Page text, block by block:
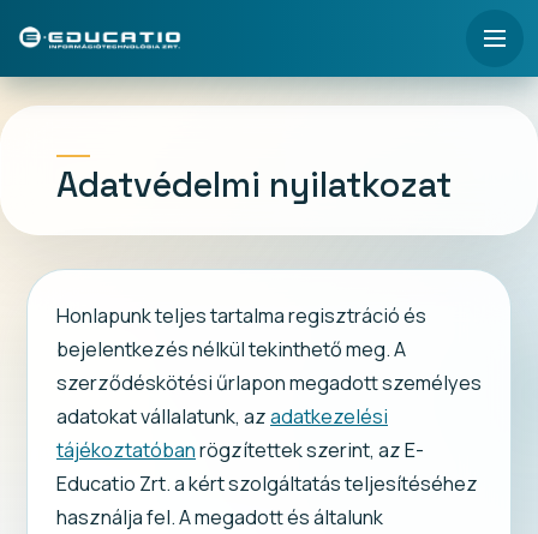
Adatvédelmi nyilatkozat
Honlapunk teljes tartalma regisztráció és
bejelentkezés nélkül tekinthető meg. A
szerződéskötési űrlapon megadott személyes
adatokat vállalatunk, azadatkezelési
tájékoztatóbanrögzítettek szerint, az E-
Educatio Zrt. a kért szolgáltatás teljesítéséhez
használja fel. A megadott és általunk